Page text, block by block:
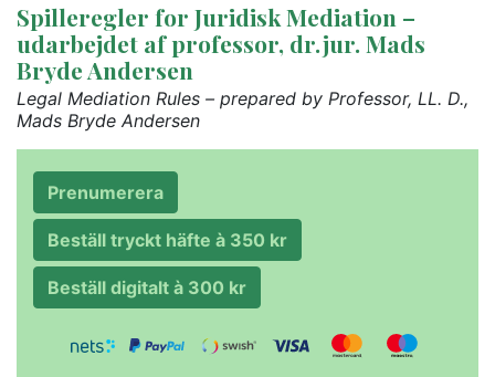
Spilleregler for Juridisk Mediation –
udarbejdet af professor, dr.jur. Mads
Bryde Andersen
Legal Mediation Rules – prepared by Professor, LL. D.,
Mads Bryde Andersen
Prenumerera
Beställ tryckt häfte à 350 kr
Beställ digitalt à 300 kr